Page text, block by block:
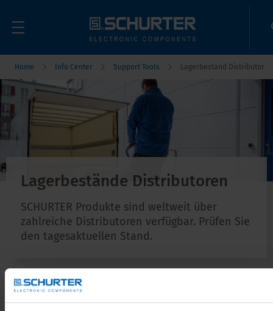
Home Info Center Support Tools Lagerbestand Distributor
Lagerbestände Distributoren
SCHURTER Produkte sind weltweit über
zahlreiche Distributoren verfügbar. Prüfen Sie
den tagesaktuellen Stand.